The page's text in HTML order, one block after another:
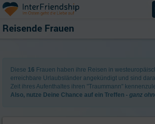
Diese 16 Frauen haben ihre Reisen in
erreichbare Urlaubsländer angekündigt und sind
Zeit ihres Aufenthaltes ihren "Traummann"
Also, nutze Deine Chance auf ein Treffen - ganz
Reisende Frauen